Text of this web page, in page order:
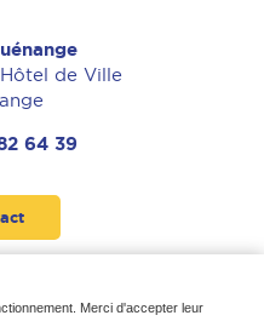
Merci d'accepter leur
de Ville
64 39